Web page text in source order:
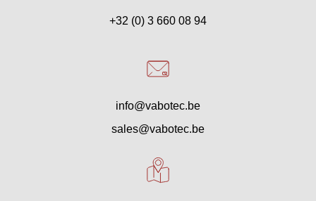
+32 (0) 3 660 08 94
info@vabotec.be
sales@vabotec.be